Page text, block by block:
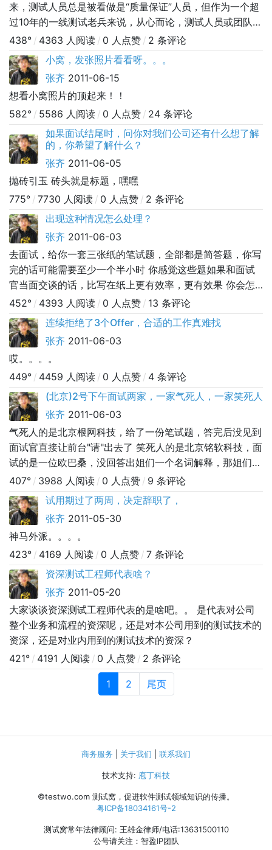
来，测试人员总是被看做是“质量保证”人员，但作为一个超
过10年的一线测试老兵来说，从心而论，测试人员或团队却
不能保证高质量的软件产品。为了说明这个观点，我举几个
例子。大家可能都知道，软件产品的最初版本（Version
1），通常来说都是由很多质量问题（Bug），这是一个非
常普遍的现象，小公司的软件产品是这样，大公司的软件产
品也是这样的。难道是V
438° / 4363 人阅读 / 0 人点赞 / 2 条评论
小窝，发张照片看看呀。。。
张齐 2011-06-15
想看小窝照片的顶起来！！
582° / 5586 人阅读 / 0 人点赞 / 24 条评论
如果面试结尾时，问你对我们公司还有什么想了解
的，你希望了解什么？
张齐 2011-06-05
抛砖引玉 砖头就是标题，嘿嘿
775° / 7730 人阅读 / 0 人点赞 / 2 条评论
出现这种情况怎么处理？
张齐 2011-06-03
去面试，给你一套三张纸的笔试题，全部都是简答题，你写
完的话可能需要至少一个半小时 你感觉这些题如果和面试
官当面交谈的话，比写在纸上更有效率，更有效果 你会怎
么办？ 你会老老实实、认认真真的在卷子上写详细答案；
还是会找面试官说这些题咱们当面谈下可能更节省大家时
间？ 如果是第二种，面试官回答说，公司规定必须答完题
才能面谈，你会怎么办？
452° / 4393 人阅读 / 0 人点赞 / 13 条评论
连续拒绝了3个Offer，合适的工作真难找
张齐 2011-06-03
哎。。。。
449° / 4459 人阅读 / 0 人点赞 / 4 条评论
(北京)2号下午面试两家，一家气死人，一家笑死人
张齐 2011-06-03
气死人的是北京根网科技，给了一份笔试题，答完后没见到
面试官直接让前台"请"出去了 笑死人的是北京铭软科技，面
试的是一位欧巴桑，没回答出姐们一个名词解释，那姐们竟
然说我是个测试外行，看我不像是干测试的(本人干了4年
了)。。。 这都啥不靠谱的公司呀。。。
407° / 3988 人阅读 / 0 人点赞 / 9 条评论
试用期过了两周，决定辞职了，
张齐 2011-05-30
神马外派。。。。
423° / 4169 人阅读 / 0 人点赞 / 7 条评论
资深测试工程师代表啥？
张齐 2011-05-20
大家谈谈资深测试工程师代表的是啥吧。。 是代表对公司
整个业务和流程的资深呢，还是对本公司用到的测试技术的
资深，还是对业内用到的测试技术的资深？
421° / 4191 人阅读 / 0 人点赞 / 2 条评论
1 2 尾页
商务服务 关于我们 联系我们
技术支持: 庖丁科技
©testwo.com 测试窝，促进软件测试领域知识的传播。
粤ICP备18034161号-2
测试窝常年法律顾问: 王雄金律师/电话:13631500110
公号请关注：智盈IP团队